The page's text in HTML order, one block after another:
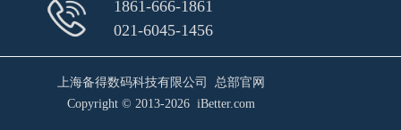
上海备得数码科技有限公司 总部官网
Copyright © 2013-2026 iBetter.com
1861-666-1861
021-6045-1456